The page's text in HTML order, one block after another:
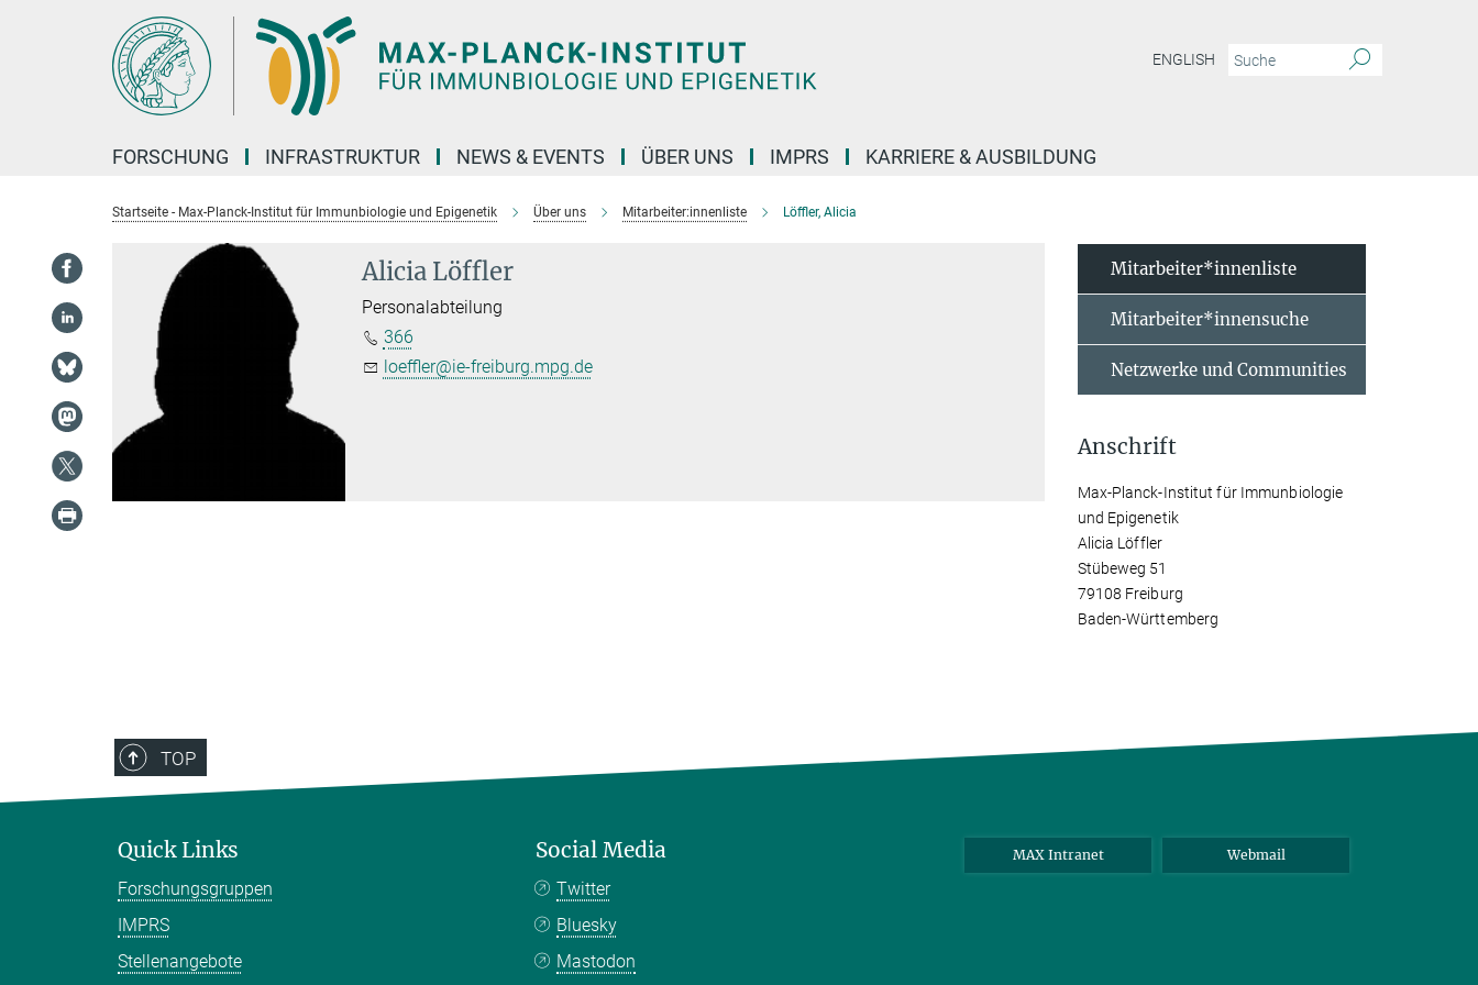
ENGLISH
FORSCHUNG INFRASTRUKTUR NEWS & EVENTS ÜBER UNS IMPRS KARRIERE & AUSBILDUNG
Startseite - Max-Planck-Institut für Immunbiologie und Epigenetik Über uns Mitarbeiter:innenliste Löffler, Alicia
Alicia Löffler
Personalabteilung
366
loeffler@ie-freiburg.mpg.de
Mitarbeiter*innenliste
Mitarbeiter*innensuche
Netzwerke und Communities
Anschrift
Max-Planck-Institut für Immunbiologie
und Epigenetik
Alicia Löffler
Stübeweg 51
79108 Freiburg
Baden-Württemberg
TOP
Quick Links
Forschungsgruppen
IMPRS
Stellenangebote
Social Media
Twitter
Bluesky
Mastodon
MAX Intranet Webmail